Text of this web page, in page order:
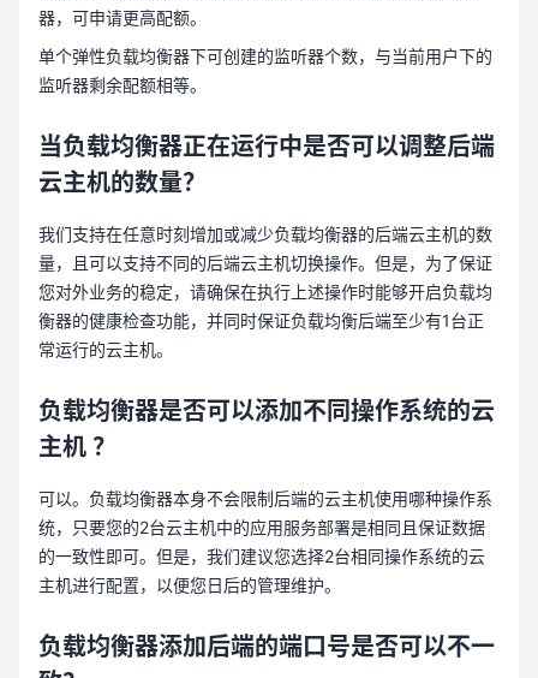
器，可申请更高配额。
单个弹性负载均衡器下可创建的监听器个数，与当前用户下的
监听器剩余配额相等。
当负载均衡器正在运行中是否可以调整后端
云主机的数量？
我们支持在任意时刻增加或减少负载均衡器的后端云主机的数
量，且可以支持不同的后端云主机切换操作。但是，为了保证
您对外业务的稳定，请确保在执行上述操作时能够开启负载均
衡器的健康检查功能，并同时保证负载均衡后端至少有1台正
常运行的云主机。
负载均衡器是否可以添加不同操作系统的云
主机 ？
可以。负载均衡器本身不会限制后端的云主机使用哪种操作系
统，只要您的2台云主机中的应用服务部署是相同且保证数据
的一致性即可。但是，我们建议您选择2台相同操作系统的云
主机进行配置，以便您日后的管理维护。
负载均衡器添加后端的端口号是否可以不一